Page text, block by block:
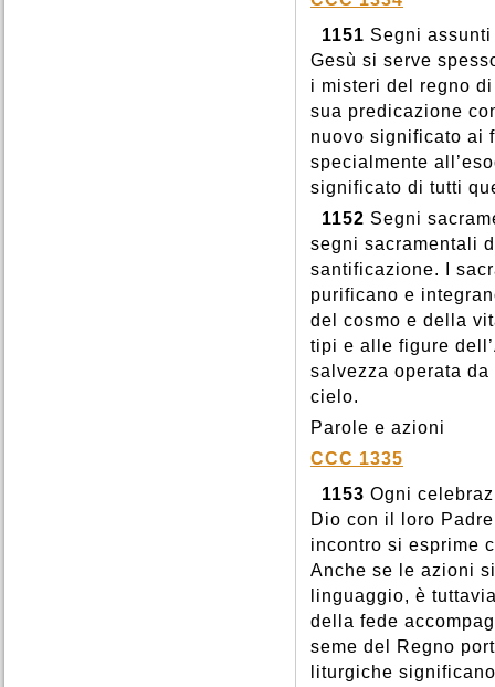
1151 Segni
Gesù si serve
i misteri del regno
sua predicazione
nuovo significato ai
specialmente
significato di tutti
1152 Segni
segni sacramentali
santificazione. I
purificano e
del cosmo e della
tipi e alle figure
salvezza operata
cielo.
Parole e azioni
CCC 1335
1153 Ogni
Dio con il loro
incontro si esprime
Anche se le azioni
linguaggio, è
della fede
seme del Regno
liturgiche